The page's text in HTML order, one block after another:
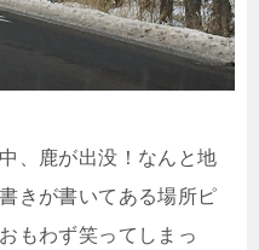
、鹿が出没！なんと地
きが書いてある場所ピ
もわず笑ってしまっ